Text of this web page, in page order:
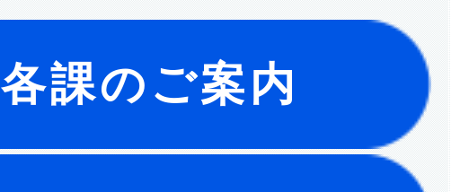
各課のご案内